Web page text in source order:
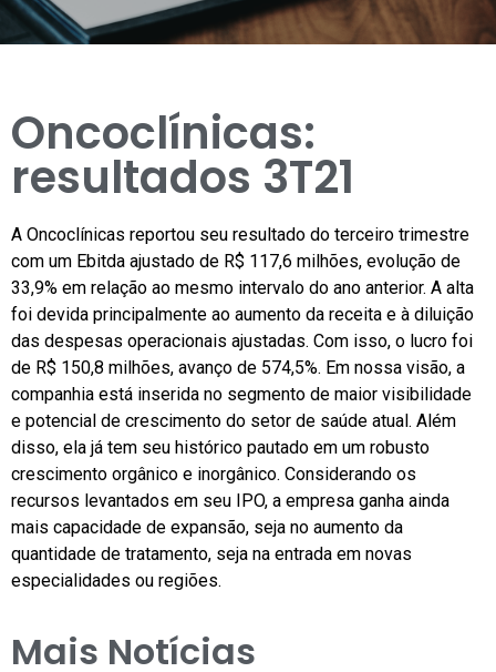
Oncoclínicas:
resultados 3T21
A Oncoclínicas reportou seu resultado do terceiro trimestre
com um Ebitda ajustado de R$ 117,6 milhões, evolução de
33,9% em relação ao mesmo intervalo do ano anterior. A alta
foi devida principalmente ao aumento da receita e à diluição
das despesas operacionais ajustadas. Com isso, o lucro foi
de R$ 150,8 milhões, avanço de 574,5%. Em nossa visão, a
companhia está inserida no segmento de maior visibilidade
e potencial de crescimento do setor de saúde atual. Além
disso, ela já tem seu histórico pautado em um robusto
crescimento orgânico e inorgânico. Considerando os
recursos levantados em seu IPO, a empresa ganha ainda
mais capacidade de expansão, seja no aumento da
quantidade de tratamento, seja na entrada em novas
especialidades ou regiões.
Mais Notícias